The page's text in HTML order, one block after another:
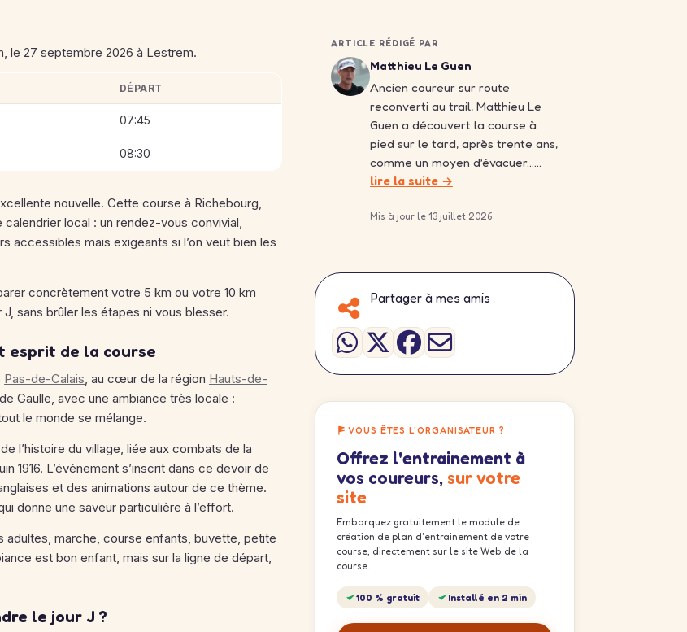
le 27 septembre 2026 à Lestrem.
DÉPART
07:45
08:30
nouvelle. Cette course à Richebourg,
calendrier local : un rendez-vous convivial,
accessibles mais exigeants si l’on veut bien les
concrètement votre 5 km ou votre 10 km
sans brûler les étapes ni vous blesser.
esprit de la course
Pas-de-Calais, au cœur de la région Hauts-de-
Gaulle, avec une ambiance très locale :
le monde se mélange.
l’histoire du village, liée aux combats de la
1916. L’événement s’inscrit dans ce devoir de
et des animations autour de ce thème.
donne une saveur particulière à l’effort.
adultes, marche, course enfants, buvette, petite
est bon enfant, mais sur la ligne de départ,
le jour J ?
ARTICLE RÉDIGÉ PAR
Matthieu Le Guen
Ancien coureur sur route
reconverti au trail, Matthieu Le
Guen a découvert la course à
pied sur le tard, après trente ans,
comme un moyen d’évacuer……
lire la suite →
Mis à jour le 13 juillet 2026
Partager à mes amis
VOUS ÊTES L'ORGANISATEUR ?
Offrez l'entrainement à
vos coureurs, sur votre
site
Embarquez gratuitement le module de
création de plan d'entrainement de votre
course, directement sur le site Web de la
course.
100 % gratuit Installé en 2 min